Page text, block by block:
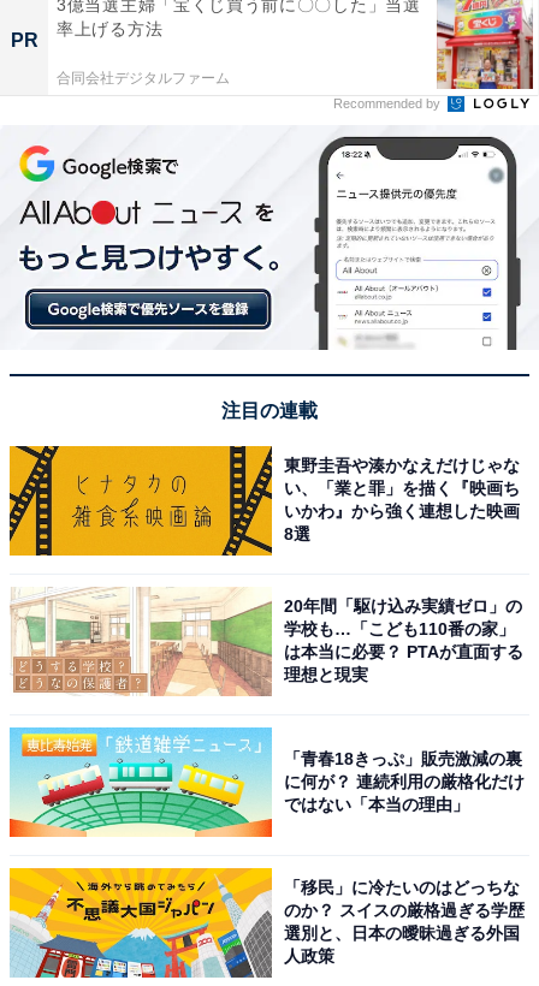
PR
3億当選主婦「宝くじ買う前に〇〇した」当選
率上げる方法
合同会社デジタルファーム
Recommended by
注目の連載
東野圭吾や湊かなえだけじゃな
い、「業と罪」を描く『映画ち
いかわ』から強く連想した映画
8選
20年間「駆け込み実績ゼロ」の
学校も…「こども110番の家」
は本当に必要？ PTAが直面する
理想と現実
「青春18きっぷ」販売激減の裏
に何が？ 連続利用の厳格化だけ
ではない「本当の理由」
「移民」に冷たいのはどっちな
のか？ スイスの厳格過ぎる学歴
選別と、日本の曖昧過ぎる外国
人政策